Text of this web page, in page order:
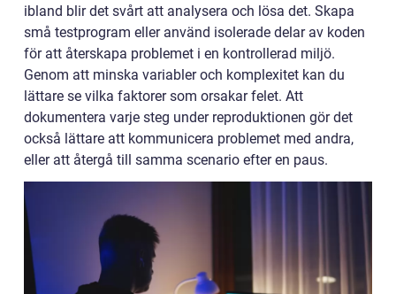
ibland blir det svårt att analysera och lösa det. Skapa
små testprogram eller använd isolerade delar av koden
för att återskapa problemet i en kontrollerad miljö.
Genom att minska variabler och komplexitet kan du
lättare se vilka faktorer som orsakar felet. Att
dokumentera varje steg under reproduktionen gör det
också lättare att kommunicera problemet med andra,
eller att återgå till samma scenario efter en paus.